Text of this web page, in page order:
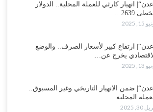
انهيار كارثي للعملة المحلية.. الدولار
2639…
15, 2025
ارتفاع كبير لأسعار الصرف.. والوضع
يخرج عن…
13, 2025
ضمن الانهيار التاريخي وغير المسبوق..
المحلية…
30, 2025